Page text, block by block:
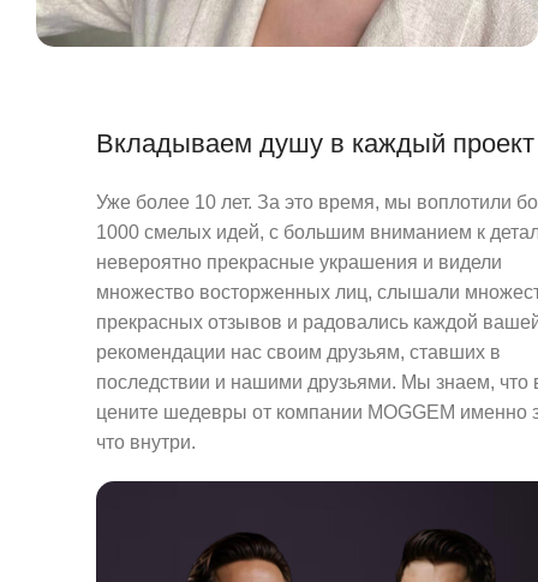
Вкладываем душу в каждый проект
Уже более 10 лет. За это время, мы воплотили
1000 смелых идей, с большим вниманием к
невероятно прекрасные украшения и видели
множество восторженных лиц, слышали
прекрасных отзывов и радовались каждой
рекомендации нас своим друзьям, ставших в
последствии и нашими друзьями. Мы знаем, что
цените шедевры от компании MOGGEM именно
что внутри.